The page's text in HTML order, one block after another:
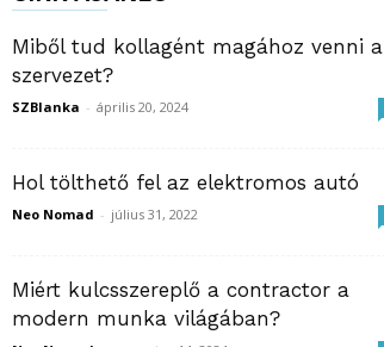
Miből tud kollagént magához venni a
szervezet?
SZBlanka - április 20, 2024
Hol tölthető fel az elektromos autó
Neo Nomad - július 31, 2022
Miért kulcsszereplő a contractor a
modern munka világában?